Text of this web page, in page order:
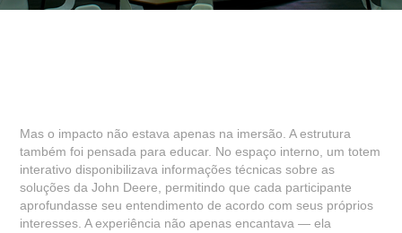
Mas o impacto não estava apenas na imersão. A estrutura
também foi pensada para educar. No espaço interno, um totem
interativo disponibilizava informações técnicas sobre as
soluções da John Deere, permitindo que cada participante
aprofundasse seu entendimento de acordo com seus próprios
interesses. A experiência não apenas encantava — ela